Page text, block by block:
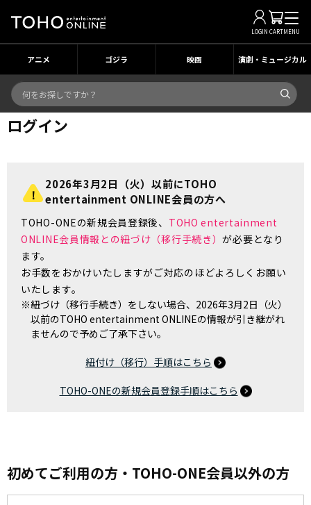
LOGIN CARTMENU
アニメ ゴジラ 映画 演劇・ミュージカル
ログイン
2026年3月2日（火）以前にTOHO
entertainment ONLINE会員の方へ
TOHO-ONEの新規会員登録後、 TOHO entertainment
ONLINE会員情報との紐づけ（移行手続き）が必要となり
ます。
お手数をおかけいたしますがご対応のほどよろしくお願い
いたします。
※紐づけ（移行手続き）をしない場合、2026年3月2日（火）
以前のTOHO entertainment ONLINEの情報が引き継がれ
ませんので予めご了承下さい。
紐付け（移行）手順はこちら
TOHO-ONEの新規会員登録手順はこちら
初めてご利用の方・TOHO-ONE会員以外の方